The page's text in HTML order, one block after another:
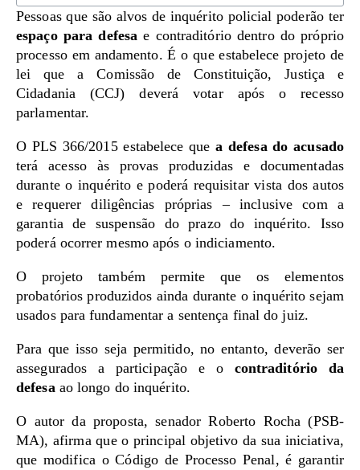
Pessoas que são alvos de inquérito policial poderão ter
espaço para defesa e contraditório dentro do próprio
processo em andamento. É o que estabelece projeto de
lei que a Comissão de Constituição, Justiça e
Cidadania (CCJ) deverá votar após o recesso
parlamentar.
O PLS 366/2015 estabelece quea defesa do acusado
terá acesso às provas produzidas e documentadas
durante o inquérito e poderá requisitar vista dos autos
e requerer diligências próprias – inclusive com a
garantia de suspensão do prazo do inquérito. Isso
poderá ocorrer mesmo após o indiciamento.
O projeto também permite que os elementos
probatórios produzidos ainda durante o inquérito sejam
usados para fundamentar a sentença final do juiz.
Para que isso seja permitido, no entanto, deverão ser
assegurados a participação e o contraditório da
defesaao longo do inquérito.
O autor da proposta, senador Roberto Rocha (PSB-
MA), afirma que o principal objetivo da sua iniciativa,
que modifica o Código de Processo Penal, é garantir